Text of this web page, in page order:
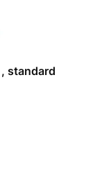
standard